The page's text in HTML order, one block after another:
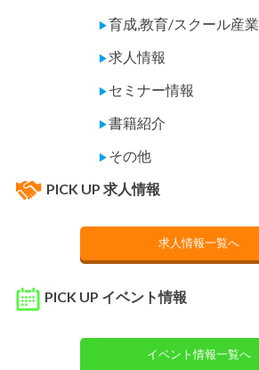
▶育成,教育/スクール産業
▶求人情報
▶ セミナー情報
▶書籍紹介
▶ その他
PICK UP 求人情報
求人情報一覧へ
PICK UP イベント情報
イベント情報一覧へ